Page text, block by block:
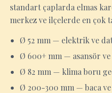
standart çaplarda elmas
merkez ve ilçelerde en çok
Ø 52 mm — elektrik ve
Ø 600+ mm — asansör ve
Ø 82 mm — klima boru
Ø 200-300 mm — baca